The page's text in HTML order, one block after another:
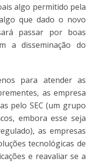
algo permitido pela
que dado o novo
passar por boas
a disseminação do
para atender as
as empresa
pelo SEC (um grupo
embora esse seja
as empresas
tecnológicas de
e reavaliar se a